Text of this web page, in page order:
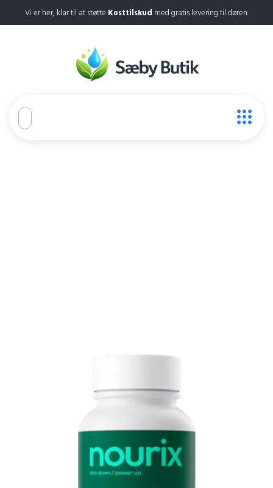
Vi er her, klar til at støtte Kosttilskud med gratis levering til døren.